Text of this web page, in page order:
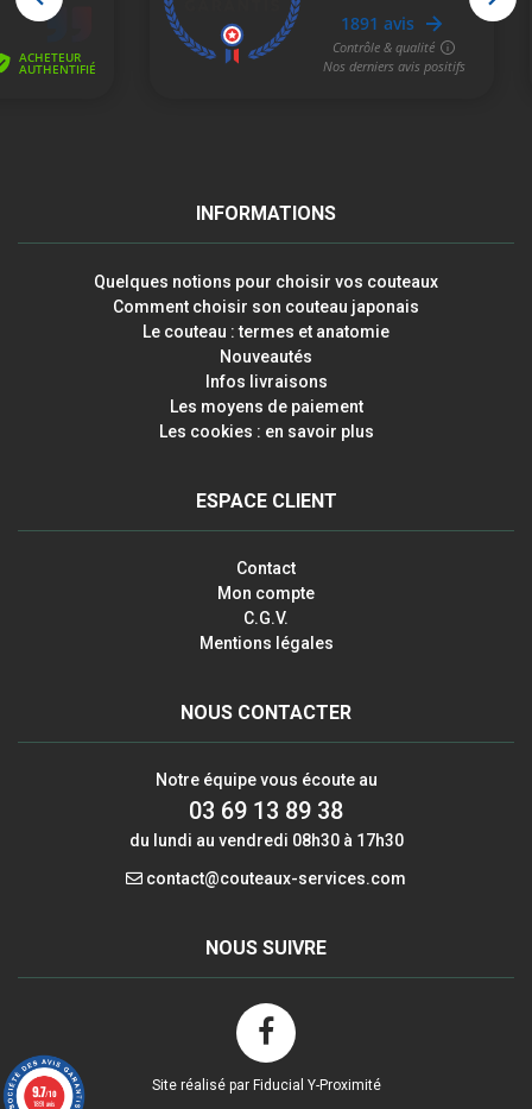
INFORMATIONS
Quelques notions pour choisir vos couteaux
Comment choisir son couteau japonais
Le couteau : termes et anatomie
Nouveautés
Infos livraisons
Les moyens de paiement
Les cookies : en savoir plus
ESPACE CLIENT
Contact
Mon compte
C.G.V.
Mentions légales
NOUS CONTACTER
Notre équipe vous écoute au
03 69 13 89 38
du lundi au vendredi 08h30 à 17h30
contact@couteaux-services.com
NOUS SUIVRE
Site réalisé par Fiducial Y-Proximité
9.7/10
1891 avis